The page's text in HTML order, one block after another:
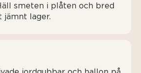
smeten i plåten och bred
lager.